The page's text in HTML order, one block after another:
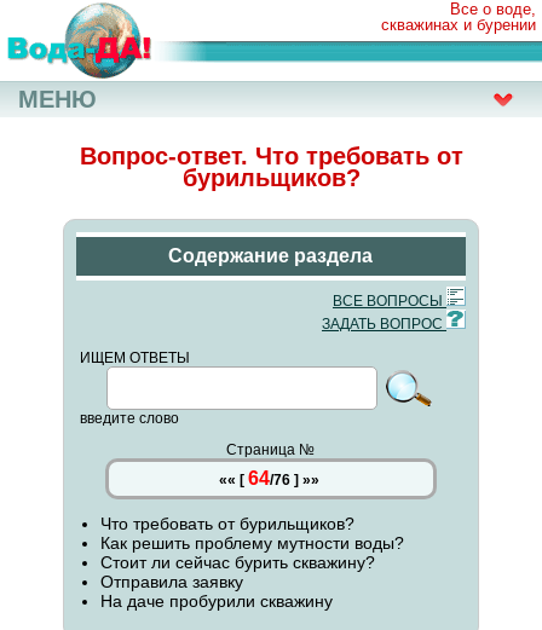
Все о воде,
скважинах и бурении
Вопрос-ответ. Что требовать от
бурильщиков?
Содержание раздела
ВСЕ ВОПРОСЫ
ЗАДАТЬ ВОПРОС
ИЩЕМ ОТВЕТЫ
введите слово
Страница №
«« [ 64/76] »»
Что требовать от бурильщиков?
Как решить проблему мутности воды?
Стоит ли сейчас бурить скважину?
Отправила заявку
На даче пробурили скважину
МЕНЮ